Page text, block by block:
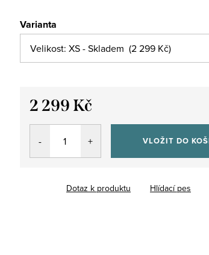
Varianta
2 299 Kč
Měrná
VLOŽIT DO
Dotaz k produktu Hlídací pes